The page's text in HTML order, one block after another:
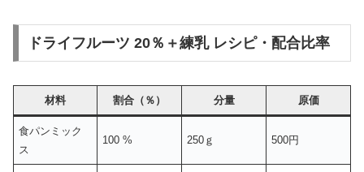
ドライフルーツ 20％＋練乳 レシピ・配合比率
材料 割合（％） 分量 原価
食パンミック
ス
100 % 250ｇ 500円